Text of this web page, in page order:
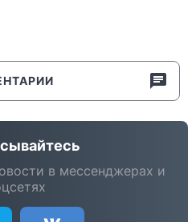
в мессенджерах и